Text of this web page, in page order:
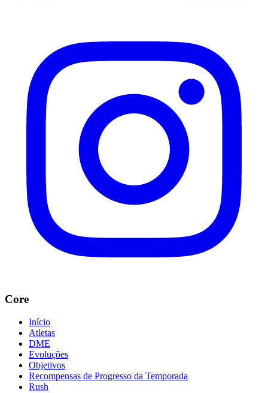
Core
Início
Atletas
DME
Evoluções
Objetivos
Recompensas de Progresso da Temporada
Rush